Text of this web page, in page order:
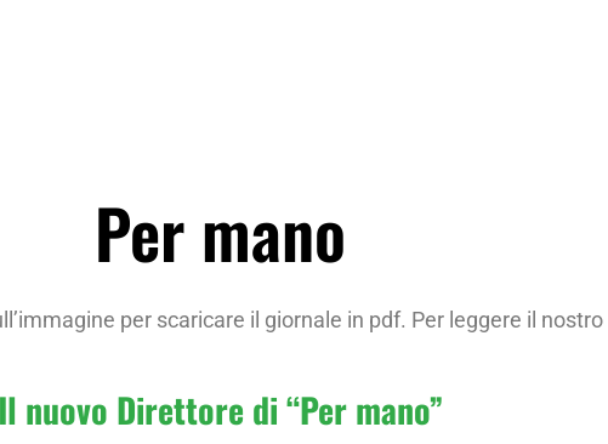
Per mano
per scaricare il giornale in pdf. Per leggere il nostro
Il nuovo Direttore di “Per mano”